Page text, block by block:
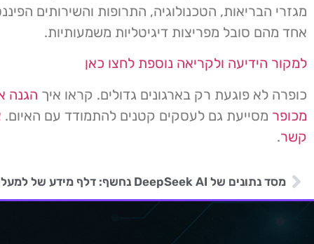
מגזרי הבריאות, הטכנולוגיה, התרופות והשירותים
אחד מהם סובל מפריצות דיגיטליות משמעותיות.
למקור הידיעה ולקריאה נוספת לחצו כאן
כופרה לא פוגעת רק בארגונים גדולים. קראו איך הגנה
מכופר מסייעת גם לעסקים קטנים להתמודד עם האיום.
קשר.